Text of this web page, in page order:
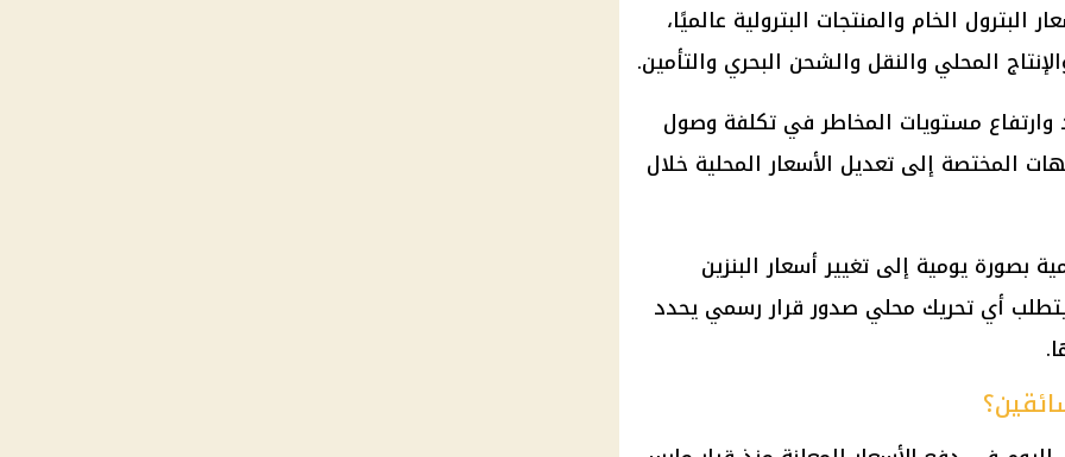
البترول الخام والمنتجات البترولية عالميًا،
المحلي والنقل والشحن البحري والتأمين.
وارتفاع مستويات المخاطر في تكلفة وصول
المختصة إلى تعديل الأسعار المحلية خلال
بصورة يومية إلى تغييرأسعار البنزين
أي تحريك محلي صدور قرار رسمي يحدد